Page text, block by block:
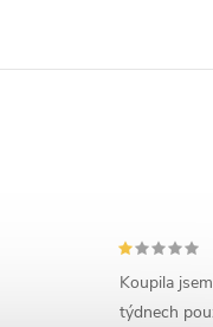
Koupila
týdnech